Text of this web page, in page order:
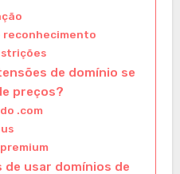
reconhecimento
de domínio se
preços?
.com
de usar domínios de